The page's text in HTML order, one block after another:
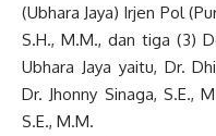
(Ubhara Jaya) Irjen Pol
S.H., M.M., dan tiga (3)
Ubhara Jaya yaitu, Dr.
Dr. Jhonny Sinaga, S.E.,
S.E., M.M.